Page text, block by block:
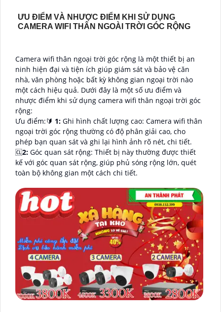
ƯU ĐIỂM VÀ NHƯỢC ĐIỂM KHI SỬ DỤNG
CAMERA WIFI THÂN NGOÀI TRỜI GÓC RỘNG
Camera wifi thân ngoại trời góc rộng là một thiết bị an
ninh hiện đại và tiện ích giúp giám sát và bảo vệ căn
nhà, văn phòng hoặc bất kỳ không gian ngoại trời nào
một cách hiệu quả. Dưới đây là một số ưu điểm và
nhược điểm khi sử dụng camera wifi thân ngoại trời góc
rộng:
Ưu điểm:🔰 1: Ghi hình chất lượng cao: Camera wifi thân
ngoại trời góc rộng thường có độ phân giải cao, cho
phép bạn quan sát và ghi lại hình ảnh rõ nét, chi tiết.
🆑2: Góc quan sát rộng: Thiết bị này thường được thiết
kế với góc quan sát rộng, giúp phủ sóng rộng lớn, quét
toàn bộ không gian một cách chi tiết.